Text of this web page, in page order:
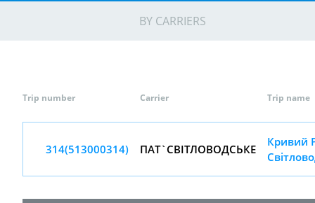
BY CARRIERS
Trip number Carrier Trip name
314(513000314) ПАТ`СВIТЛОВОДСЬКЕ
Кривий